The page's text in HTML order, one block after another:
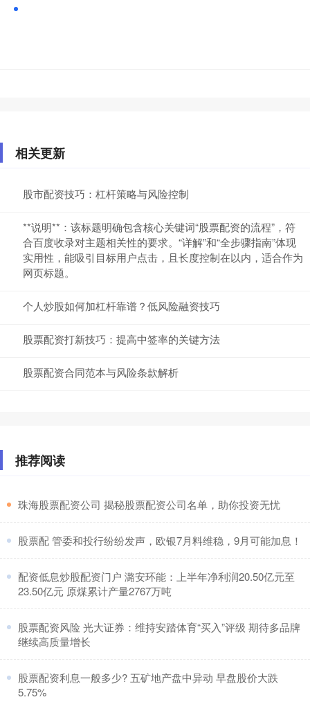
相关更新
股市配资技巧：杠杆策略与风险控制
**说明**：该标题明确包含核心关键词“股票配资的流程”，符
合百度收录对主题相关性的要求。“详解”和“全步骤指南”体现
实用性，能吸引目标用户点击，且长度控制在以内，适合作为
网页标题。
个人炒股如何加杠杆靠谱？低风险融资技巧
股票配资打新技巧：提高中签率的关键方法
股票配资合同范本与风险条款解析
推荐阅读
​珠海股票配资公司 揭秘股票配资公司名单，助你投资无忧
​股票配 管委和投行纷纷发声，欧银7月料维稳，9月可能加息！
​配资低息炒股配资门户 潞安环能：上半年净利润20.50亿元至
23.50亿元 原煤累计产量2767万吨
​股票配资风险 光大证券：维持安踏体育“买入”评级 期待多品牌
继续高质量增长
​股票配资利息一般多少? 五矿地产盘中异动 早盘股价大跌
5.75%